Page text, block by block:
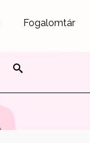
Fogalomtár